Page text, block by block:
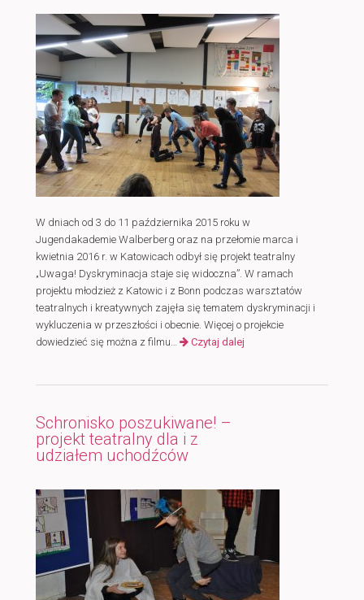
W dniach od 3 do 11 października 2015 roku w
Jugendakademie Walberberg oraz na przełomie marca i
kwietnia 2016 r. w Katowicach odbył się projekt teatralny
„Uwaga! Dyskryminacja staje się widoczna”. W ramach
projektu młodzież z Katowic i z Bonn podczas warsztatów
teatralnych i kreatywnych zajęła się tematem dyskryminacji i
wykluczenia w przeszłości i obecnie. Więcej o projekcie
dowiedzieć się można z filmu…
Czytaj dalej
Schronisko poszukiwane! –
projekt teatralny dla i z
udziałem uchodźców